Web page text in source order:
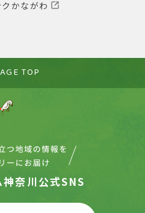
かながわ
TOP
奈川公式SNS